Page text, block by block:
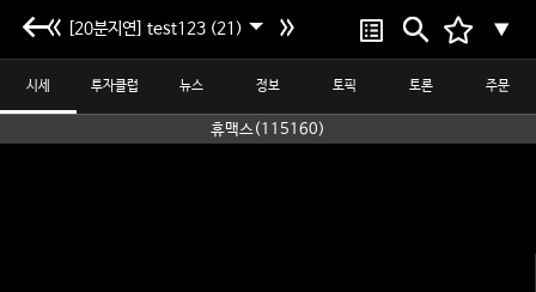
[20분지연] test123 (21) ▼
시세 투자클럽 뉴스 정보 토픽 토론 주문
휴맥스(115160)